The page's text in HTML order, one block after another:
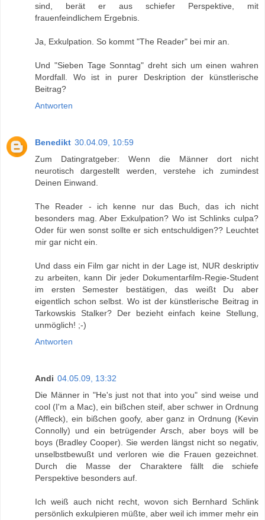
sind, berät er aus schiefer Perspektive, mit
frauenfeindlichem Ergebnis.
Ja, Exkulpation. So kommt "The Reader" bei mir an.
Und "Sieben Tage Sonntag" dreht sich um einen wahren
Mordfall. Wo ist in purer Deskription der künstlerische
Beitrag?
Antworten
Benedikt 30.04.09, 10:59
Zum Datingratgeber: Wenn die Männer dort nicht
neurotisch dargestellt werden, verstehe ich zumindest
Deinen Einwand.
The Reader - ich kenne nur das Buch, das ich nicht
besonders mag. Aber Exkulpation? Wo ist Schlinks culpa?
Oder für wen sonst sollte er sich entschuldigen?? Leuchtet
mir gar nicht ein.
Und dass ein Film gar nicht in der Lage ist, NUR deskriptiv
zu arbeiten, kann Dir jeder Dokumentarfilm-Regie-Student
im ersten Semester bestätigen, das weißt Du aber
eigentlich schon selbst. Wo ist der künstlerische Beitrag in
Tarkowskis Stalker? Der bezieht einfach keine Stellung,
unmöglich! ;-)
Antworten
Andi 04.05.09, 13:32
Die Männer in "He's just not that into you" sind weise und
cool (I'm a Mac), ein bißchen steif, aber schwer in Ordnung
(Affleck), ein bißchen goofy, aber ganz in Ordnung (Kevin
Connolly) und ein betrügender Arsch, aber boys will be
boys (Bradley Cooper). Sie werden längst nicht so negativ,
unselbstbewußt und verloren wie die Frauen gezeichnet.
Durch die Masse der Charaktere fällt die schiefe
Perspektive besonders auf.
Ich weiß auch nicht recht, wovon sich Bernhard Schlink
persönlich exkulpieren müßte, aber weil ich immer mehr ein